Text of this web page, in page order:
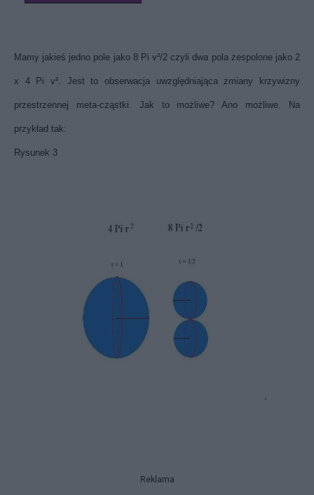
Mamy jakieś jedno pole jako 8 Pi v²/2 czyli dwa pola zespolone jako 2
x 4 Pi v². Jest to obserwacja uwzględniająca zmiany krzywizny
przestrzennej meta-cząstki. Jak to możliwe? Ano możliwe. Na
przykład tak:
Rysunek 3
Reklama